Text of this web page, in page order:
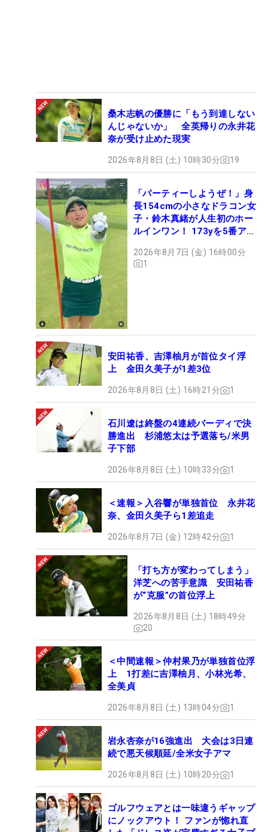
桑木志帆の優勝に「もう到達しない
んじゃないか」 全英帰りの永井花
奈が受け止めた現実
2026年8月8日 (土) 10時30分 19
「パーティーしようぜ！」身
長154cmの小さなドラコン女
子・鈴木真緒が人生初のホー
ルインワン！ 173yを5番アイ
2026年8月7日 (金) 16時00分
1
安田祐香、吉澤柚月が首位タイ浮
上 金田久美子が1差3位
2026年8月8日 (土) 16時21分 1
石川遼は終盤の4連続バーディで決
勝進出 杉浦悠太は予選落ち/米男
子下部
2026年8月8日 (土) 10時33分 1
＜速報＞入谷響が単独首位 永井花
奈、金田久美子ら1差追走
2026年8月7日 (金) 12時42分 1
「打ち方が変わってしまう」
洋芝への苦手意識 安田祐香
が“克服”の首位浮上
2026年8月8日 (土) 18時49分
20
＜中間速報＞仲村果乃が単独首位浮
上 1打差に吉澤柚月、小林光希、
全美貞
2026年8月8日 (土) 13時04分 1
岩永杏奈が16強進出 大会は3日連
続で悪天候順延/全米女子アマ
2026年8月8日 (土) 10時20分 1
ゴルフウェアとは一味違うギャップ
にノックアウト！ ファンが惚れ直